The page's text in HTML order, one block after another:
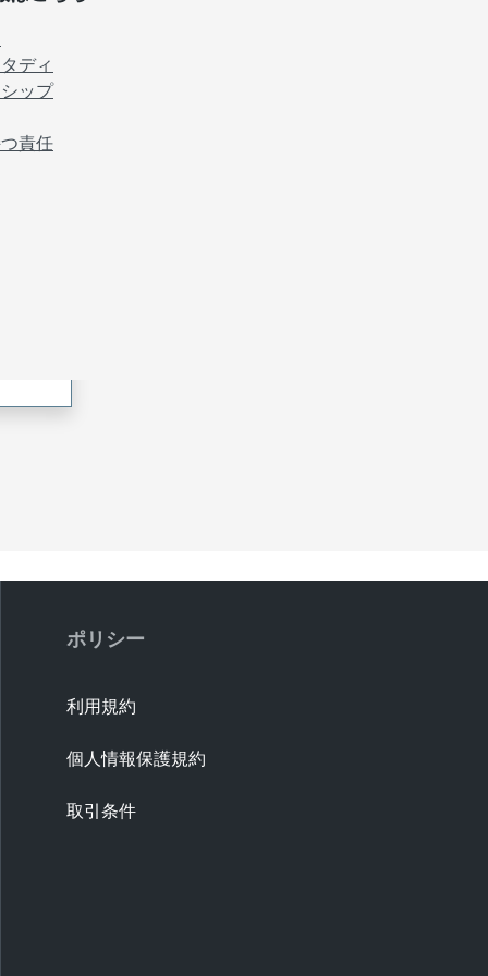
ディ
ップ
責任
ポリシー
利用規約
個人情報保護規約
取引条件